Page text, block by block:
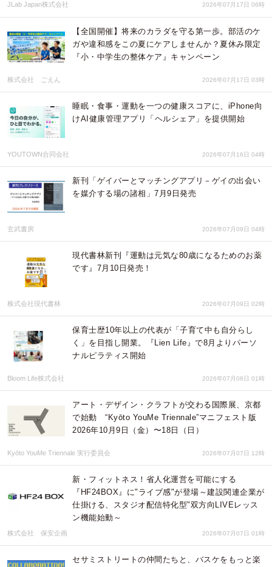
JLab Japan株式会社 2026年07月17日 06時
【全国開催】将来のカラダを守る第一歩。部活のケ
ガや違和感をこの夏にケアしませんか？夏休み限定
『小・中学生の整体ケア』キャンペーン
株式会社 ごえん 2026年07月17日 03時
睡眠・食事・運動を一つの健康スコアに、iPhone向
けAI健康管理アプリ「ヘルシェア」を提供開始
YOUTOWN合同会社 2026年07月16日 04時
新刊「ゲイバーとマッチングアプリ－ゲイの出会い
を媒介する場の諸相」7月9日発売
玄武書房 2026年07月09日 04時
現代書林新刊『運動は元気な80歳になるためのお薬
です』7月10日発売！
株式会社現代書林 2026年07月09日 02時
保育士歴10年以上の代表が「子育て中も自分らし
く」を目指し開業。『Lien Life』で8月よりパーソ
ナルピラティス開始
Bloom Life株式会社 2026年07月08日 01時
アート・デザイン・クラフトが交わる国際展、京都
で始動 “Kyōto YouMe Triennale”マニフェスト版
2026年10月9日（金）〜18日（日）
Kyōto YouMe Triennale 実行委員会 2026年07月07日 12時
新・フィットネス！省人化運営を可能にする
『HF24BOX』に"ライブ感"が登場～建設関連企業が
仕掛ける、スタジオ配信特化型"双方向LIVEレッス
ン機能始動～
株式会社 保安企画 2026年07月07日 01時
セサミストリートの仲間たちと、バスケをもっと楽